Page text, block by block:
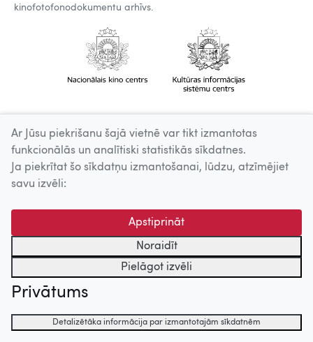
kinofotofonodokumentu arhīvs.
Ar Jūsu piekrišanu šajā vietnē var tikt izmantotas
funkcionālās un analītiski statistikās sīkdatnes.
Ja piekrītat šo sīkdatņu izmantošanai, lūdzu, atzīmējiet
savu izvēli:
Apstiprināt
Noraidīt
Pielāgot izvēli
Privātums
Detalizētāka informācija par izmantotajām sīkdatnēm